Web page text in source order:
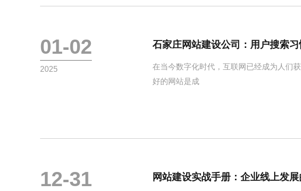
01-02
2025
石家庄网站建设公司：用户搜索
在当今数字化时代，互联网已经成为人们
好的网站是成
12-31 网站建设实战手册：企业线上发